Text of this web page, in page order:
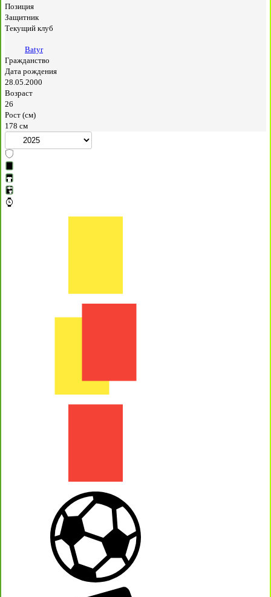
Позиция
Защитник
Текущий клуб
Batyr
Гражданство
Дата рождения
28.05.2000
Возраст
26
Рост (см)
178 см